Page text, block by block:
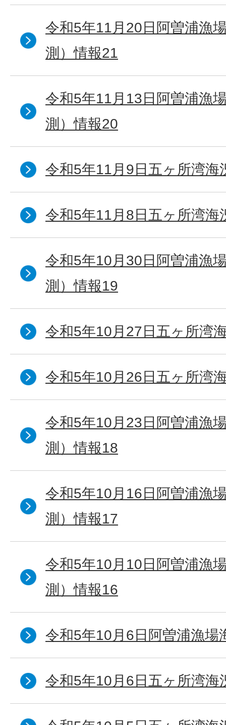
令和5年11月20日阿曽浦漁
測）情報21
令和5年11月13日阿曽浦漁
測）情報20
令和5年11月9日五ヶ所湾海
令和5年11月8日五ヶ所湾海
令和5年10月30日阿曽浦漁
測）情報19
令和5年10月27日五ヶ所湾
令和5年10月26日五ヶ所湾
令和5年10月23日阿曽浦漁
測）情報18
令和5年10月16日阿曽浦漁
測）情報17
令和5年10月10日阿曽浦漁
測）情報16
令和5年10月6日阿曽浦漁場
令和5年10月6日五ヶ所湾海